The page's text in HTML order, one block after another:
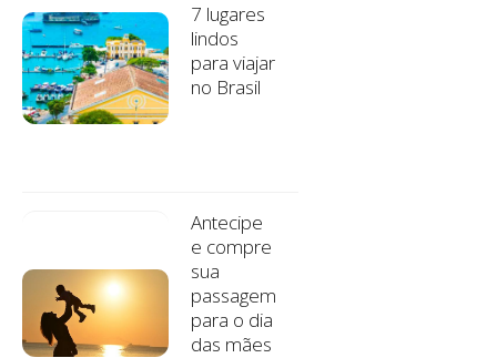
7 lugares
lindos
para viajar
no Brasil
Antecipe
e compre
sua
passagem
para o dia
das mães